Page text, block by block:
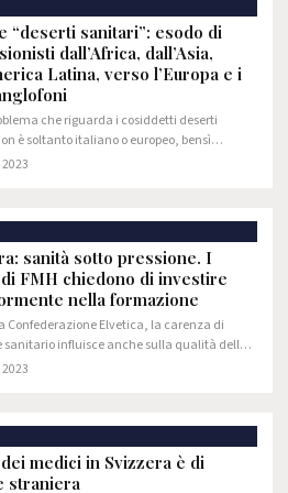
“deserti sanitari”: esodo di
dall’Africa, dall’Asia,
Latina, verso l’Europa e i
che riguarda i cosiddetti deserti
è soltanto italiano o europeo, bensì
ma l’Italia, rispetto ad altri Paesi, ha lacune
sanità sotto pressione. I
FMH chiedono di investire
nella formazione
Confederazione Elvetica, la carenza di
sanitario influisce anche sulla qualità della
post-laurea e delle cure. Inoltre, “l’elevato
medici in Svizzera è di
straniera